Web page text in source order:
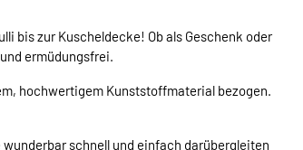
bis zur Kuscheldecke! Ob als Geschenk oder
ermüdungsfrei.
hochwertigem Kunststoffmaterial bezogen.
schnell und einfach darübergleiten